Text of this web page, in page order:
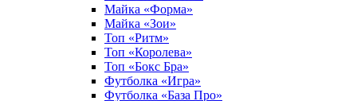
Майка «Форма»
Майка «Зои»
Топ «Ритм»
Топ «Королева»
Топ «Бокс Бра»
Футболка «Игра»
Футболка «База Про»